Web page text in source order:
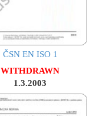
ČSN EN ISO 1
WITHDRAWN
1.3.2003